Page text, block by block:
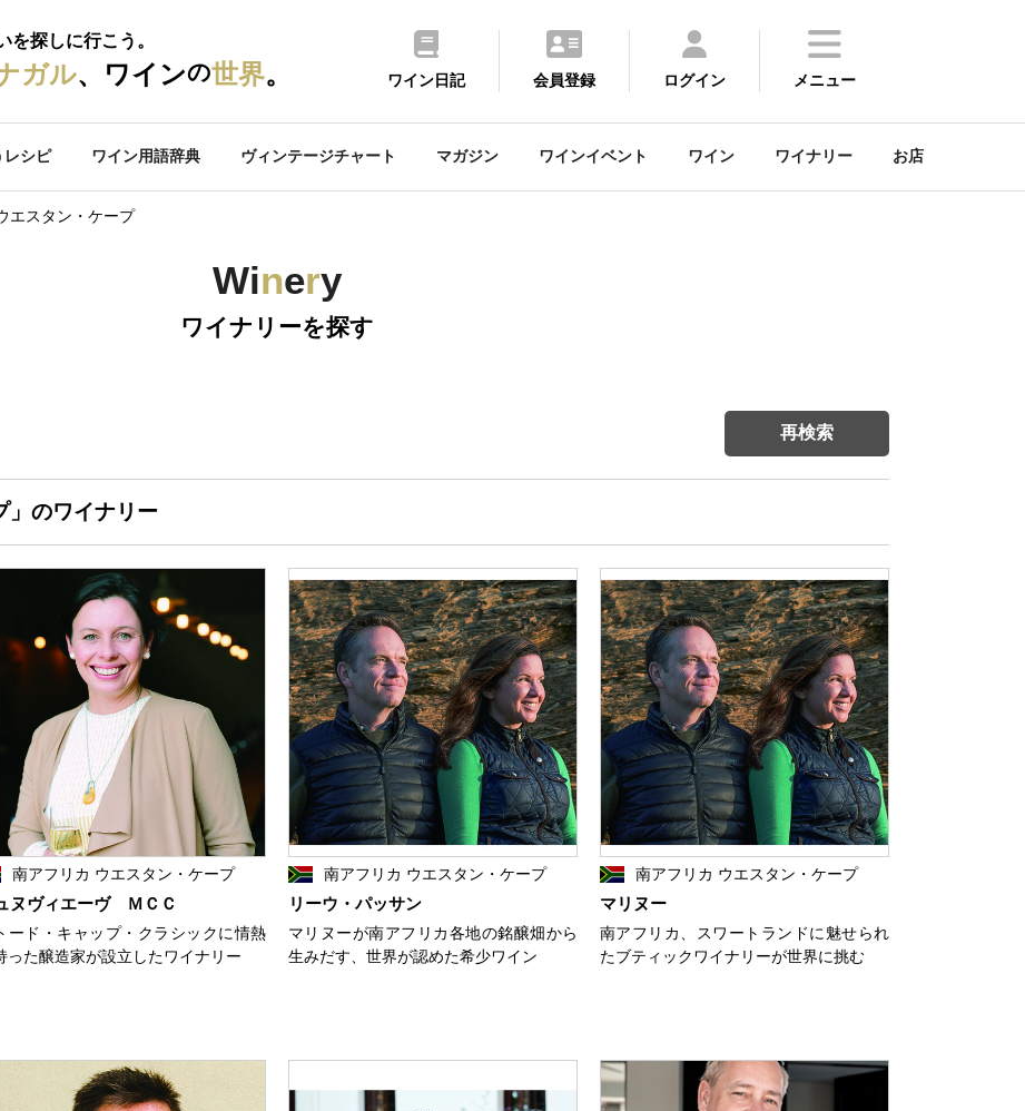
を探しに行こう。
ガル、ワインの世界。 ワイン日記 会員登録 ログイン メニュー
レシピ ワイン用語辞典 ヴィンテージチャート マガジン ワインイベント ワイン ワイナリー お店
エスタン・ケープ
Winery
ワイナリーを探す
再検索
」のワイナリー
南アフリカ ウエスタン・ケープ
ヌヴィエーヴ ＭＣＣ
ード・キャップ・クラシックに情熱
った醸造家が設立したワイナリー
南アフリカ ウエスタン・ケープ
リーウ・パッサン
マリヌーが南アフリカ各地の銘醸畑から
生みだす、世界が認めた希少ワイン
南アフリカ ウエスタン・ケープ
マリヌー
南アフリカ、スワートランドに魅せられ
たブティックワイナリーが世界に挑む